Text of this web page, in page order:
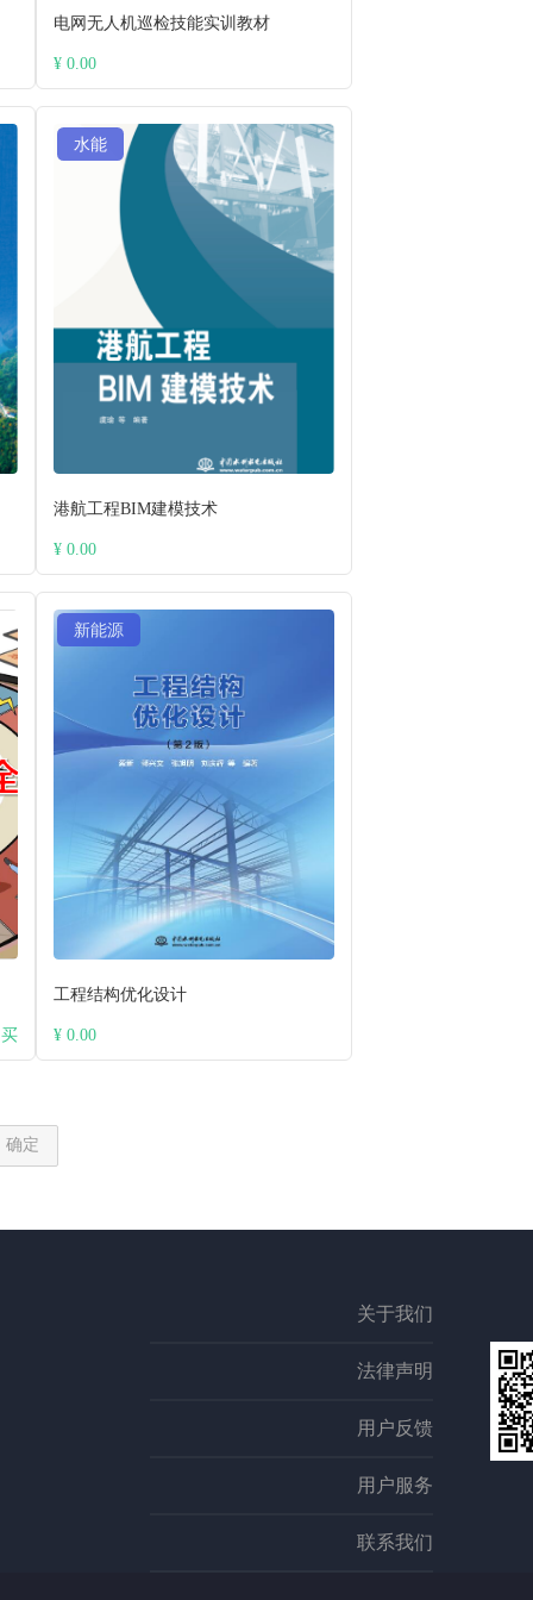
电网无人机巡检技能实训教材
¥ 0.00
港航工程BIM建模技术
水能
¥ 0.00
工程结构优化设计
新能源
¥ 0.00
确定
关于我们
法律声明
用户反馈
用户服务
联系我们